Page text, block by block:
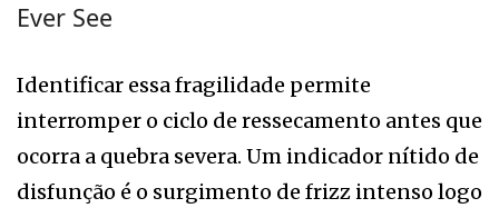
Ever See
Identificar essa fragilidade permite
interromper o ciclo de ressecamento antes que
ocorra a quebra severa. Um indicador nítido de
disfunção é o surgimento de frizz intenso logo